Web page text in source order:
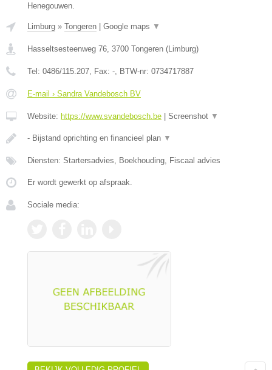
Henegouwen.
Limburg » Tongeren | Google maps ▼
Hasseltsesteenweg 76 3700 Tongeren (Limburg)
Tel: 0486/115.207 , Fax: - , BTW-nr: 0734717887
E-mail › Sandra Vandebosch BV
Website: https://www.svandebosch.be | Screenshot ▼
- Bijstand oprichting en financieel plan ▼
Diensten: Startersadvies, Boekhouding, Fiscaal advies
Er wordt gewerkt op afspraak.
Sociale media: